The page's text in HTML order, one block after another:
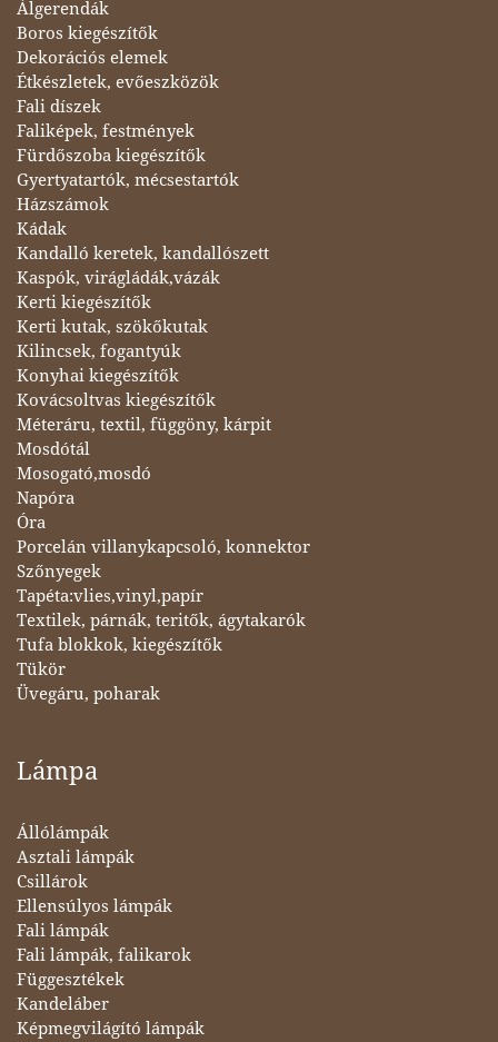
Álgerendák
Boros kiegészítők
Dekorációs elemek
Étkészletek, evőeszközök
Fali díszek
Faliképek, festmények
Fürdőszoba kiegészítők
Gyertyatartók, mécsestartók
Házszámok
Kádak
Kandalló keretek, kandallószett
Kaspók, virágládák,vázák
Kerti kiegészítők
Kerti kutak, szökőkutak
Kilincsek, fogantyúk
Konyhai kiegészítők
Kovácsoltvas kiegészítők
Méteráru, textil, függöny, kárpit
Mosdótál
Mosogató,mosdó
Napóra
Óra
Porcelán villanykapcsoló, konnektor
Szőnyegek
Tapéta:vlies,vinyl,papír
Textilek, párnák, teritők, ágytakarók
Tufa blokkok, kiegészítők
Tükör
Üvegáru, poharak
Lámpa
Állólámpák
Asztali lámpák
Csillárok
Ellensúlyos lámpák
Fali lámpák
Fali lámpák, falikarok
Függesztékek
Kandeláber
Képmegvilágító lámpák